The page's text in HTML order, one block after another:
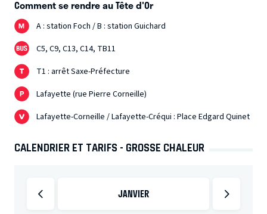
Comment se rendre au Tête d'Or
A : station Foch / B : station Guichard
C5, C9, C13, C14, TB11
T1 : arrêt Saxe-Préfecture
Lafayette (rue Pierre Corneille)
Lafayette-Corneille / Lafayette-Créqui : Place Edgard Quinet
CALENDRIER ET TARIFS - GROSSE CHALEUR
JANVIER